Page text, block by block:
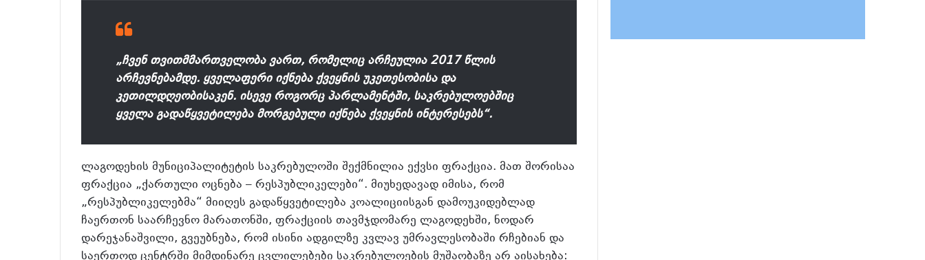
„ჩვენ თვითმმართველობა ვართ, რომელიც არჩეულია 2017 წლის
არჩევნებამდე. ყველაფერი იქნება ქვეყნის უკეთესობისა და
კეთილდღეობისაკენ. ისევე როგორც პარლამენტში, საკრებულოებშიც
ყველა გადაწყვეტილება მორგებული იქნება ქვეყნის ინტერესებს“.
ლაგოდეხის მუნიციპალიტეტის საკრებულოში შექმნილია ექვსი ფრაქცია. მათ შორისაა
ფრაქცია „ქართული ოცნება – რესპუბლიკელები“. მიუხედავად იმისა, რომ
„რესპუბლიკელებმა“ მიიღეს გადაწყვეტილება კოალიციისგან დამოუკიდებლად
ჩაერთონ საარჩევნო მარათონში, ფრაქციის თავმჯდომარე ლაგოდეხში, ნოდარ
დარეჯანაშვილი, გვეუბნება, რომ ისინი ადგილზე კვლავ უმრავლესობაში რჩებიან და